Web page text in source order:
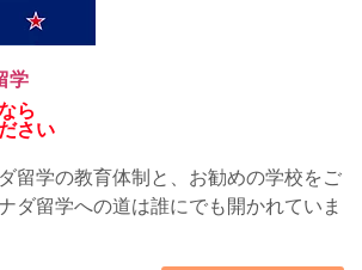
学
ら
さい
留学の教育体制と、お勧めの学校をご
ダ留学への道は誰にでも開かれていま